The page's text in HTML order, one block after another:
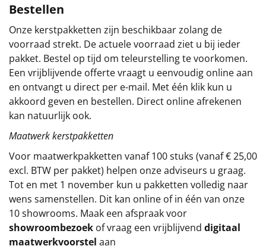
Particulier
Kerstgeschenken 2026
Relatiegeschenken
Cadeaubon
Per stuk
Alle overige
Bestellen
Onze kerstpakketten zijn beschikbaar zolang de
voorraad strekt. De actuele voorraad ziet u bij ieder
pakket. Bestel op tijd om teleurstelling te voorkomen.
Een vrijblijvende offerte vraagt u eenvoudig online aan
en ontvangt u direct per e-mail. Met één klik kun u
akkoord geven en bestellen. Direct online afrekenen
kan natuurlijk ook.
Maatwerk kerstpakketten
Voor maatwerkpakketten vanaf 100 stuks (vanaf € 25,00
excl. BTW per pakket) helpen onze adviseurs u graag.
Tot en met 1 november kun u pakketten volledig naar
wens samenstellen. Dit kan online of in één van onze
10 showrooms. Maak een afspraak voor
showroombezoek of vraag een vrijblijvend digitaal
maatwerkvoorstel aan